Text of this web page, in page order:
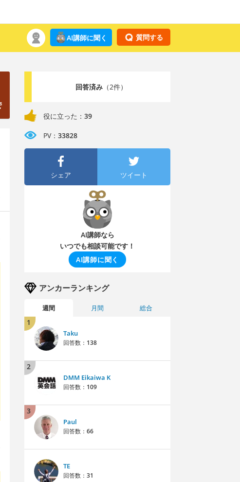
質問する
AI講師に聞く
回答済み（2件）
役に立った： 39
PV： 33828
シェア ツイート
AI講師なら
いつでも相談可能です！
AI講師に聞く
アンカーランキング
週間 月間 総合
1
Taku
回答数： 138
2
DMM Eikaiwa K
回答数： 109
3
Paul
回答数： 66
TE
回答数： 31